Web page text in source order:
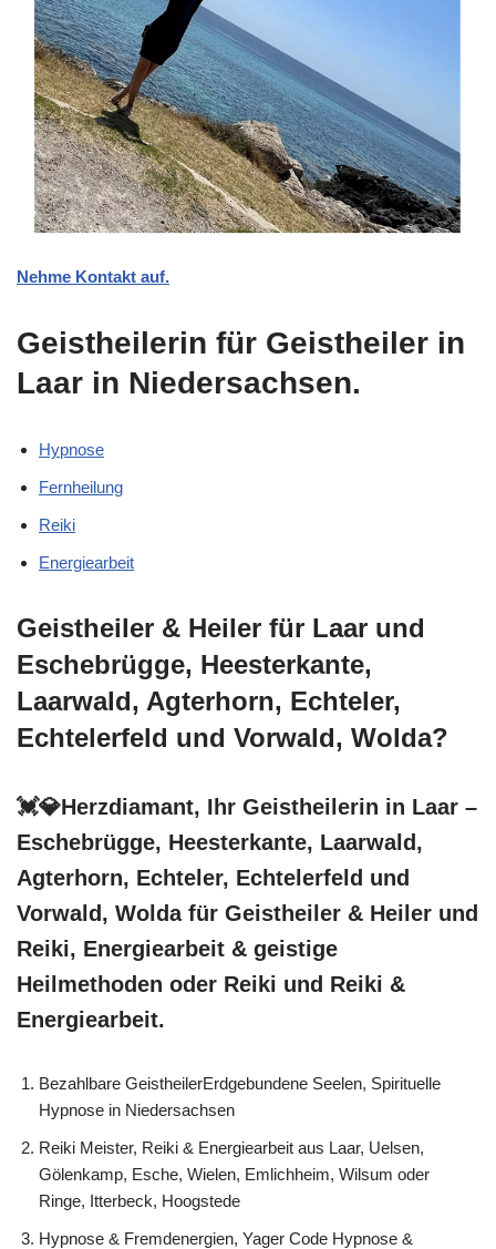
Nehme Kontakt auf.
Geistheilerin für Geistheiler in
Laar in Niedersachsen.
Hypnose
Fernheilung
Reiki
Energiearbeit
Geistheiler & Heiler für Laar und
Eschebrügge, Heesterkante,
Laarwald, Agterhorn, Echteler,
Echtelerfeld und Vorwald, Wolda?
💓️💎Herzdiamant, Ihr Geistheilerin in Laar –
Eschebrügge, Heesterkante, Laarwald,
Agterhorn, Echteler, Echtelerfeld und
Vorwald, Wolda für Geistheiler & Heiler und
Reiki, Energiearbeit & geistige
Heilmethoden oder Reiki und Reiki &
Energiearbeit.
Bezahlbare GeistheilerErdgebundene Seelen, Spirituelle
Hypnose in Niedersachsen
Reiki Meister, Reiki & Energiearbeit aus Laar, Uelsen,
Gölenkamp, Esche, Wielen, Emlichheim, Wilsum oder
Ringe, Itterbeck, Hoogstede
Hypnose & Fremdenergien, Yager Code Hypnose &